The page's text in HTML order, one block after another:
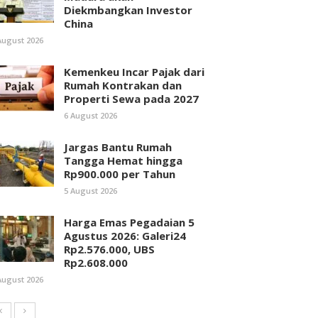
Diekmbangkan Investor
China
2026
Kemenkeu Incar Pajak dari
Rumah Kontrakan dan
Properti Sewa pada 2027
6 August 2026
Jargas Bantu Rumah
Tangga Hemat hingga
Rp900.000 per Tahun
5 August 2026
Harga Emas Pegadaian 5
Agustus 2026: Galeri24
Rp2.576.000, UBS
Rp2.608.000
2026